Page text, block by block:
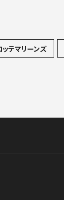
テマリーンズ